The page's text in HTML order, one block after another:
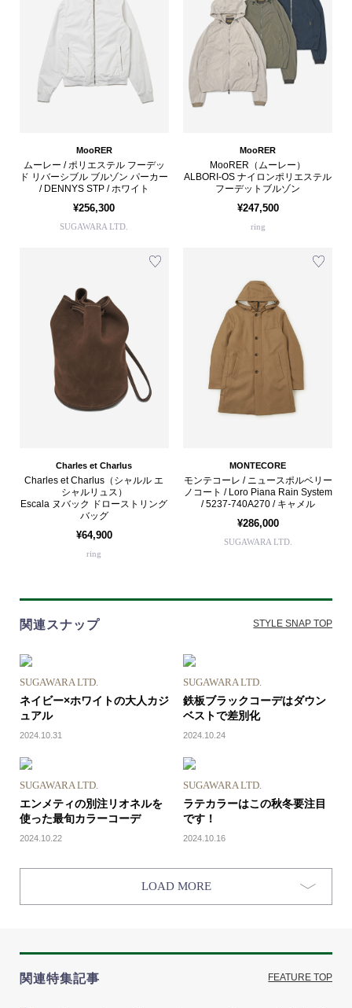
MooRER
ムーレー / ポリエステル フーデッ
ド リバーシブル ブルゾン パーカー
/ DENNYS STP / ホワイト
¥256,300
SUGAWARA LTD.
MooRER
MooRER（ムーレー）
ALBORI-OS ナイロンポリエステル
フーデットブルゾン
¥247,500
ring
Charles et Charlus
Charles et Charlus（シャルル エ
シャルリュス）
Escala ヌバック ドローストリング
バッグ
¥64,900
ring
MONTECORE
モンテコーレ / ニュースポルベリー
ノコート / Loro Piana Rain System
/ 5237-740A270 / キャメル
¥286,000
SUGAWARA LTD.
関連スナップ STYLE SNAP TOP
SUGAWARA LTD.
ネイビー×ホワイトの大人カジ
ュアル
2024.10.31
SUGAWARA LTD.
鉄板ブラックコーデはダウン
ベストで差別化
2024.10.24
SUGAWARA LTD.
エンメティの別注リオネルを
使った最旬カラーコーデ
2024.10.22
SUGAWARA LTD.
ラテカラーはこの秋冬要注目
です！
2024.10.16
LOAD MORE
関連特集記事 FEATURE TOP